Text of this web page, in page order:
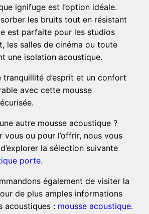
ignifuge est l’option idéale.
les bruits tout en résistant
est parfaite pour les studios
les salles de cinéma ou toute
une isolation acoustique.
tranquillité d’esprit et un confort
avec cette mousse
autre mousse acoustique ?
vous ou pour l’offrir, nous vous
la sélection suivante
porte.
également de visiter la
de plus amples informations
acoustiques : mousse acoustique.